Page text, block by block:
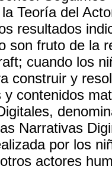
Teoría del
resultados
son fruto de la
cuando los
construir y
y contenidos
Narrativas
por los
actores